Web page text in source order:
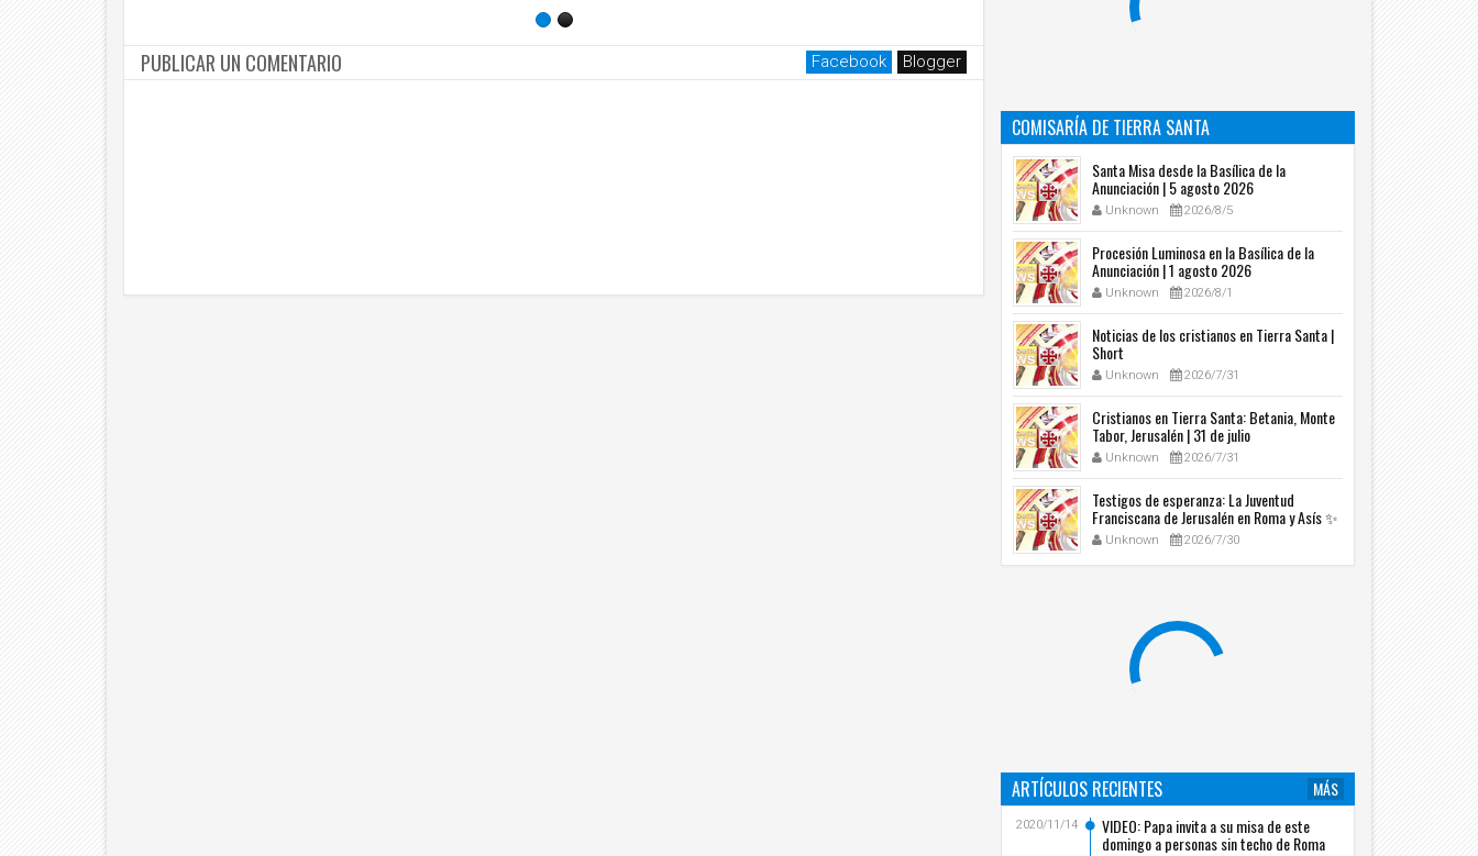
PUBLICAR UN COMENTARIO Facebook Blogger
COMISARÍA DE TIERRA SANTA
Santa Misa desde la Basílica de la
Anunciación | 5 agosto 2026
Unknown 2026/8/5
Procesión Luminosa en la Basílica de la
Anunciación | 1 agosto 2026
Unknown 2026/8/1
Noticias de los cristianos en Tierra Santa |
Short
Unknown 2026/7/31
Cristianos en Tierra Santa: Betania, Monte
Tabor, Jerusalén | 31 de julio
Unknown 2026/7/31
Testigos de esperanza: La Juventud
Franciscana de Jerusalén en Roma y Asís ✨
Unknown 2026/7/30
ARTÍCULOS RECIENTES
MÁS
VIDEO: Papa invita a su misa de este
domingo a personas sin techo de Roma
2020/11/14